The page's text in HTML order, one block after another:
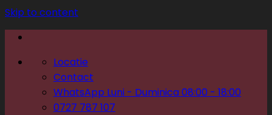
Skip to content
Locatie
Contact
WhatsApp Luni - Duminica 08:00 - 18:00
0727 787 107